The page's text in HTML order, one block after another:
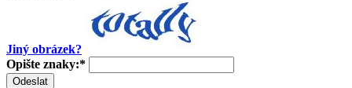
Jiný obrázek?
Opište znaky:*
Odeslat